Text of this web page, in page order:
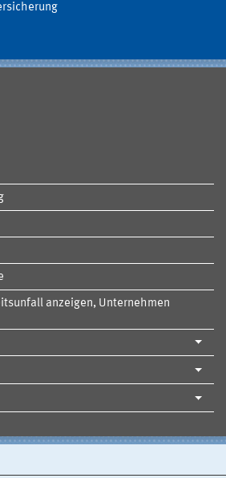
anzeigen, Unternehmen